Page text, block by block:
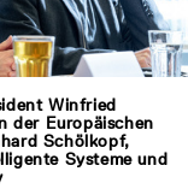
Winfried
der Europäischen
Schölkopf,
Systeme und